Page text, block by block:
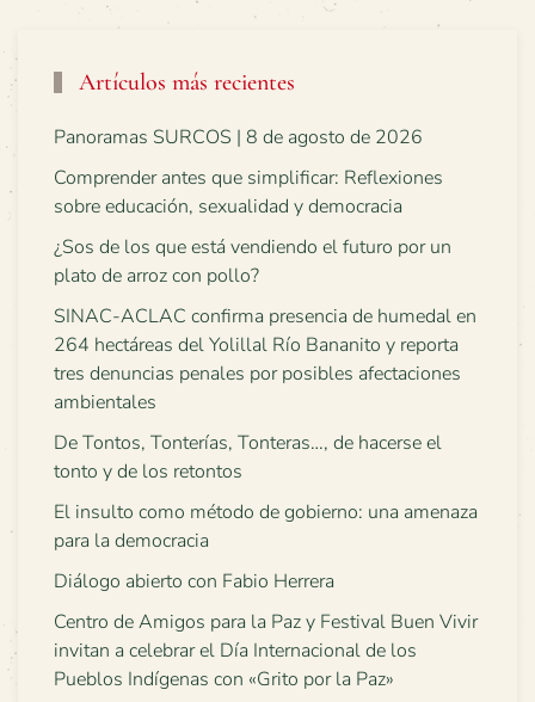
Artículos más recientes
Panoramas SURCOS | 8 de agosto de 2026
Comprender antes que simplificar: Reflexiones
sobre educación, sexualidad y democracia
¿Sos de los que está vendiendo el futuro por un
plato de arroz con pollo?
SINAC-ACLAC confirma presencia de humedal en
264 hectáreas del Yolillal Río Bananito y reporta
tres denuncias penales por posibles afectaciones
ambientales
De Tontos, Tonterías, Tonteras…, de hacerse el
tonto y de los retontos
El insulto como método de gobierno: una amenaza
para la democracia
Diálogo abierto con Fabio Herrera
Centro de Amigos para la Paz y Festival Buen Vivir
invitan a celebrar el Día Internacional de los
Pueblos Indígenas con «Grito por la Paz»